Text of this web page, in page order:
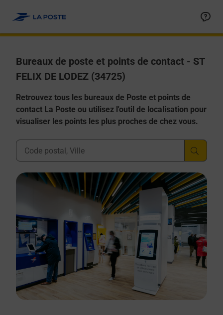
Bureaux de poste et points de contact - ST
FELIX DE LODEZ (34725)
Retrouvez tous les bureaux de Poste et points de
contact La Poste ou utilisez l'outil de localisation pour
visualiser les points les plus proches de chez vous.
Ville, Département, Code Postal